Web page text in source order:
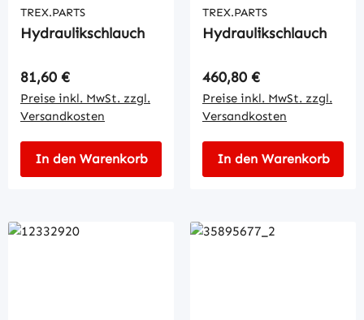
TREX.PARTS
Hydraulikschlauch
Regulärer Preis:
81,60 €
Preise inkl. MwSt. zzgl.
Versandkosten
In den Warenkorb
TREX.PARTS
Hydraulikschlauch
Regulärer Preis:
460,80 €
Preise inkl. MwSt. zzgl.
Versandkosten
In den Warenkorb